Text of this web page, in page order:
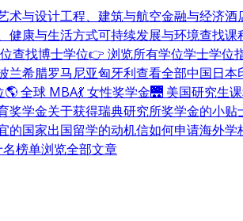
术与设计工程、建筑与航空金融与经济酒
健康与生活方式可持续发展与环境查找课
查找博士学位👉 浏览所有学位学士学位
兰希腊罗马尼亚匈牙利查看全部中国日本
🌎 全球 MBA💃 女性奖学金🌉 美国研究生
奖学金关于获得瑞典研究所奖学金的小贴
的国家出国留学的动机信如何申请海外学
榜单浏览全部文章